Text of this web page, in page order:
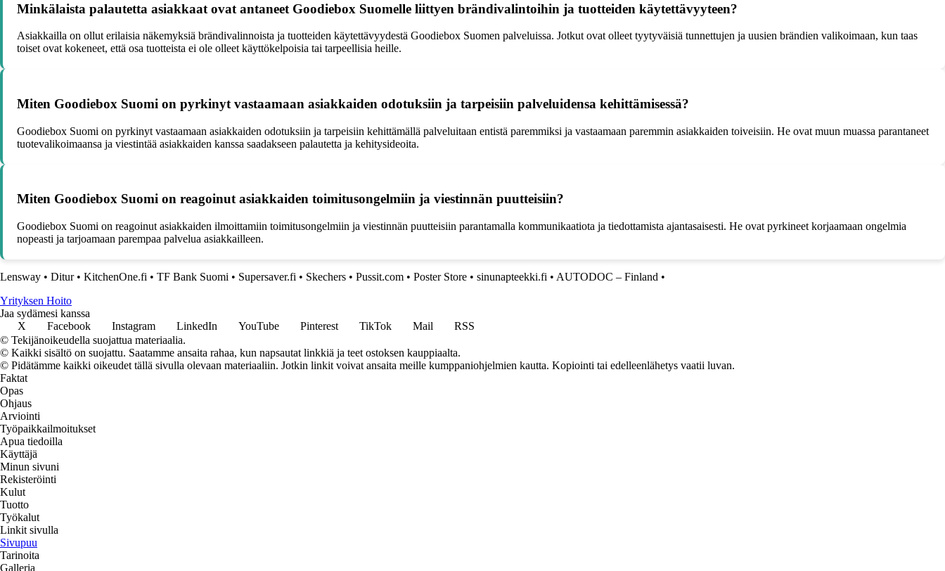
Minkälaista palautetta asiakkaat ovat antaneet Goodiebox Suomelle liittyen brändivalintoihin ja tuotteiden käytettävyyteen?
Asiakkailla on ollut erilaisia näkemyksiä brändivalinnoista ja tuotteiden käytettävyydestä Goodiebox Suomen palveluissa. Jotkut ovat olleet tyytyväisiä tunnettujen ja uusien brändien valikoimaan, kun taas
toiset ovat kokeneet, että osa tuotteista ei ole olleet käyttökelpoisia tai tarpeellisia heille.
Miten Goodiebox Suomi on pyrkinyt vastaamaan asiakkaiden odotuksiin ja tarpeisiin palveluidensa kehittämisessä?
Goodiebox Suomi on pyrkinyt vastaamaan asiakkaiden odotuksiin ja tarpeisiin kehittämällä palveluitaan entistä paremmiksi ja vastaamaan paremmin asiakkaiden toiveisiin. He ovat muun muassa parantaneet
tuotevalikoimaansa ja viestintää asiakkaiden kanssa saadakseen palautetta ja kehitysideoita.
Miten Goodiebox Suomi on reagoinut asiakkaiden toimitusongelmiin ja viestinnän puutteisiin?
Goodiebox Suomi on reagoinut asiakkaiden ilmoittamiin toimitusongelmiin ja viestinnän puutteisiin parantamalla kommunikaatiota ja tiedottamista ajantasaisesti. He ovat pyrkineet korjaamaan ongelmia
nopeasti ja tarjoamaan parempaa palvelua asiakkailleen.
Lensway • Ditur• KitchenOne.fi • TF Bank Suomi • Supersaver.fi • Skechers • Pussit.com • Poster Store • sinunapteekki.fi • AUTODOC – Finland •
Yrityksen Hoito
Jaa sydämesi kanssa
X
Facebook Instagram LinkedIn YouTube Pinterest TikTok Mail
RSS
© Tekijänoikeudella suojattua materiaalia.
© Kaikki sisältö on suojattu. Saatamme ansaita rahaa, kun napsautat linkkiä ja teet ostoksen kauppiaalta.
© Pidätämme kaikki oikeudet tällä sivulla olevaan materiaaliin. Jotkin linkit voivat ansaita meille kumppaniohjelmien kautta. Kopiointi tai edelleenlähetys vaatii luvan.
Faktat
Opas
Ohjaus
Arviointi
Työpaikkailmoitukset
Apua tiedoilla
Käyttäjä
Minun sivuni
Rekisteröinti
Kulut
Tuotto
Työkalut
Linkit sivulla
Sivupuu
Tarinoita
Galleria